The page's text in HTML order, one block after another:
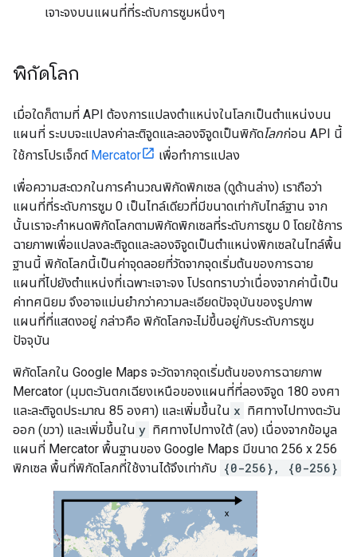
เจาะจงบนแผนที่ที่ระดับการซูมหนึ่งๆ
พิกัดโลก
เมื่อใดก็ตามที่ API ต้องการแปลงตำแหน่งในโลกเป็นตำแหน่งบน
แผนที่ ระบบจะแปลงค่าละติจูดและลองจิจูดเป็นพิกัดโลกก่อน API นี้
ใช้การโปรเจ็กต์ Mercator เพื่อทำการแปลง
เพื่อความสะดวกในการคำนวณพิกัดพิกเซล (ดูด้านล่าง) เราถือว่า
แผนที่ที่ระดับการซูม 0 เป็นไทล์เดียวที่มีขนาดเท่ากับไทล์ฐาน จาก
นั้นเราจะกำหนดพิกัดโลกตามพิกัดพิกเซลที่ระดับการซูม 0 โดยใช้การ
ฉายภาพเพื่อแปลงละติจูดและลองจิจูดเป็นตำแหน่งพิกเซลในไทล์พื้น
ฐานนี้ พิกัดโลกนี้เป็นค่าจุดลอยที่วัดจากจุดเริ่มต้นของการฉาย
แผนที่ไปยังตำแหน่งที่เฉพาะเจาะจง โปรดทราบว่าเนื่องจากค่านี้เป็น
ค่าทศนิยม จึงอาจแม่นยำกว่าความละเอียดปัจจุบันของรูปภาพ
แผนที่ที่แสดงอยู่ กล่าวคือ พิกัดโลกจะไม่ขึ้นอยู่กับระดับการซูม
ปัจจุบัน
พิกัดโลกใน Google Maps จะวัดจากจุดเริ่มต้นของการฉายภาพ
Mercator (มุมตะวันตกเฉียงเหนือของแผนที่ที่ลองจิจูด 180 องศา
และละติจูดประมาณ 85 องศา) และเพิ่มขึ้นใน x ทิศทางไปทางตะวัน
ออก (ขวา) และเพิ่มขึ้นใน y ทิศทางไปทางใต้ (ลง) เนื่องจากข้อมูล
แผนที่ Mercator พื้นฐานของ Google Maps มีขนาด 256 x 256
พิกเซล พื้นที่พิกัดโลกที่ใช้งานได้จึงเท่ากับ {0-256}, {0-256}